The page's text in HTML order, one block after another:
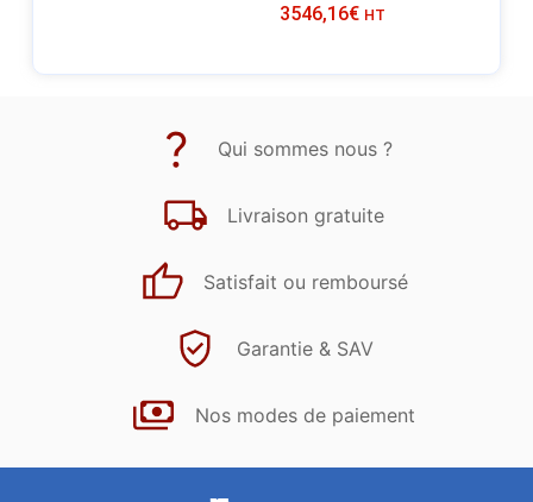
3546,16€ HT
Qui sommes nous ?
Livraison gratuite
Satisfait ou remboursé
Garantie & SAV
Nos modes de paiement